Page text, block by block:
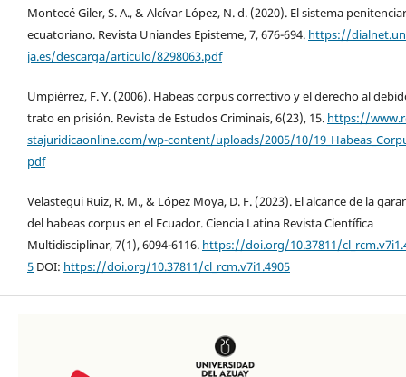
Montecé Giler, S. A., & Alcívar López, N. d. (2020). El sistema
ecuatoriano. Revista Uniandes Episteme, 7, 676-694. https://
ja.es/descarga/articulo/8298063.pdf
Umpiérrez, F. Y. (2006). Habeas corpus correctivo y el derecho al
trato en prisión. Revista de Estudos Criminais, 6(23), 15. https://
stajuridicaonline.com/wp-content/uploads/2005/10/
pdf
Velastegui Ruiz, R. M., & López Moya, D. F. (2023). El alcance de la
del habeas corpus en el Ecuador. Ciencia Latina Revista Científica
Multidisciplinar, 7(1), 6094-6116. https://doi.org/10.37811/
5 DOI: https://doi.org/10.37811/cl_rcm.v7i1.4905